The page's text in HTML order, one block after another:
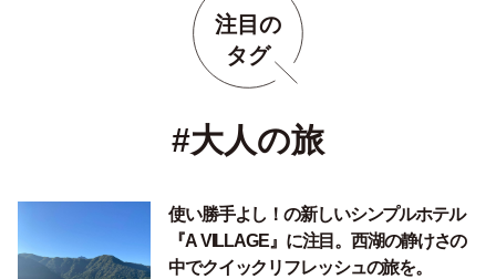
注目の
タグ
#大人の旅
使い勝手よし！の新しいシンプルホテル
『A VILLAGE』に注目。西湖の静けさの
中でクイックリフレッシュの旅を。